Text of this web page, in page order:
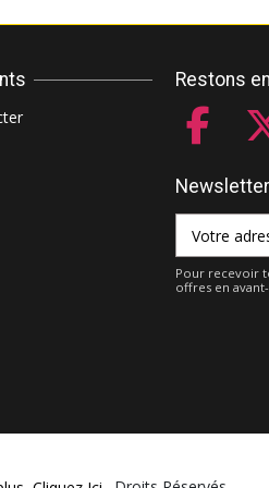
Restons
Newsletter
Pour recevoir
offres en